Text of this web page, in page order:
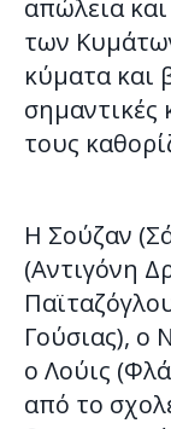
απώλεια
των
κύματα και
σημαντικές
τους
H Σούζαν
(Αντιγόνη
Γούσιας), ο
ο Λούις
από το